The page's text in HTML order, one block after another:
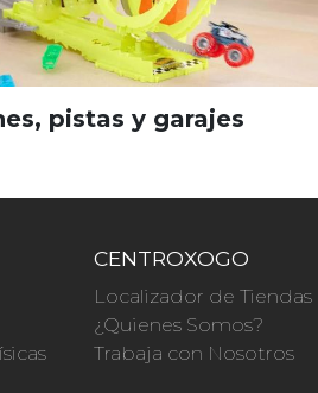
pistas y garajes
CENTROXOGO
Localizador de Tiendas
¿Quienes Somos?
Trabaja con Nosotros